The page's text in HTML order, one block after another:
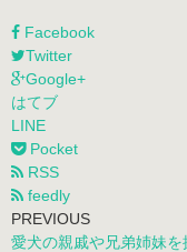
Facebook
Twitter
Google+
はてブ
LINE
Pocket
RSS
feedly
PREVIOUS
愛犬の親戚や兄弟姉妹